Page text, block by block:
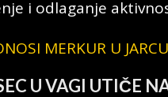
i odlaganje
MERKUR U
U VAGI UTIČE